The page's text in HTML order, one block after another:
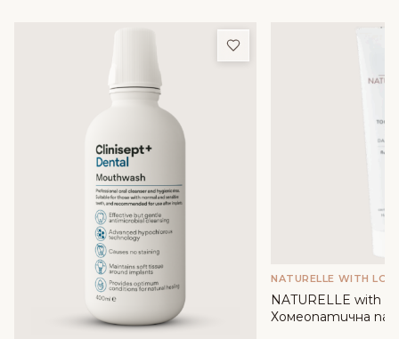
Добави в любими
NATURELLE WITH
NATURELLE with
Хомеопатична